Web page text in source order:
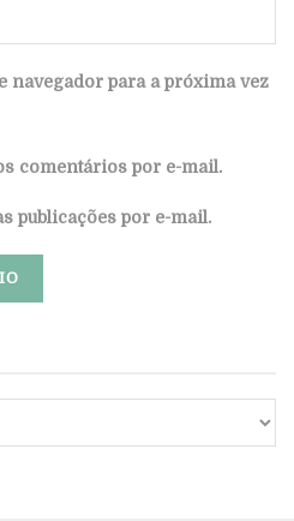
navegador para a próxima vez
comentários por e-mail.
publicações por e-mail.